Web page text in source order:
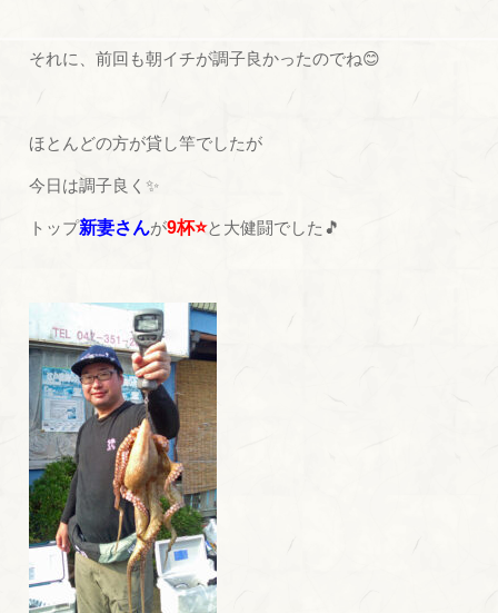
それに、前回も朝イチが調子良かったのでね😊
ほとんどの方が貸し竿でしたが
今日は調子良く✨
トップ新妻さんが9杯⭐と大健闘でした🎵